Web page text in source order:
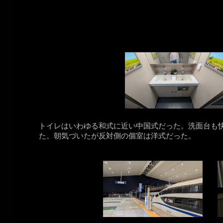
トイレはいわゆる和式に近い中国式だった。洗面台
た。朝気づいたが反対側の個室は洋式だった。